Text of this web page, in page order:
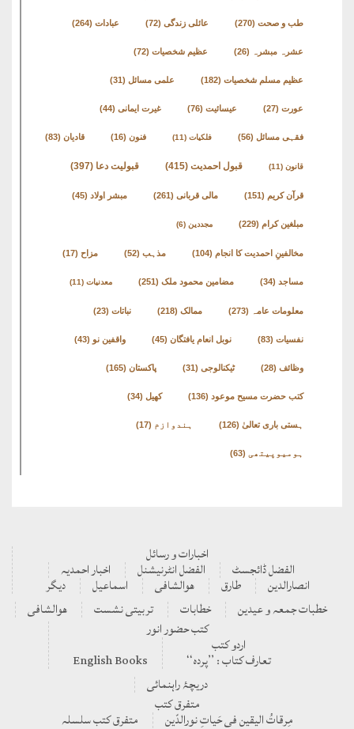
متفرق
کتب
سلسلہ
طب و صحت(270) عائلی زندگی(72) عبادات
عشرہ مبشرہ عظیم شخصیات (72)
عظیم مسلم شخصیات (182) علمی مسائل(31)
عیسائیت (76) غیرت ایمانی (44)
فقہی مسائل(56) فلکیات فنون قادیان
قبول احمدیت(415) قبولیت دعا(397)
قرآن کریم(151) مالی قربانی(261) مبشر اولاد(45)
مبلغین کرام(229) مجددین
مخالفینِ احمدیت کا انجام(104) مذہب مزاح
مضامین محمود ملک(251) معدنیات
معلومات عامہ(273) ممالک نباتات
نوبل انعام یافتگان(45) واقفین نو (43)
ٹیکنالوجی(31) پاکستان
کتب حضرت مسیح موعود(136) کھیل
ہستی باری تعالیٰ(126) ہندوازم (17)
ہومیوپیتھی (63)
اخبارات و رسائل
الفضل ڈائجسٹ الفضل انٹرنیشنل اخبار احمدیہ
انصارالدین طارق ھوالشافی اسماعیل
دیگر
جمعہ و عیدین
خطابات تربیتی نشست
ھوالشافی
کتب حضور انور
تعارف کتاب : ’’پردہ‘‘
English Books
دریچۂ راہنمائی
متفرق کتب
مِرقاتُ الیقین فی حَیاتِ نورالدّین متفرق کتب سلسلہ